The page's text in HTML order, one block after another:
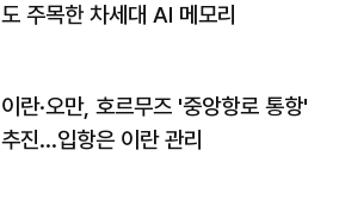
도 주목한 차세대 AI 메모리
이란·오만, 호르무즈 '중앙항로 통항'
추진…입항은 이란 관리